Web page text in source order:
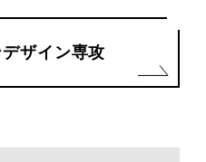
ザイン専攻